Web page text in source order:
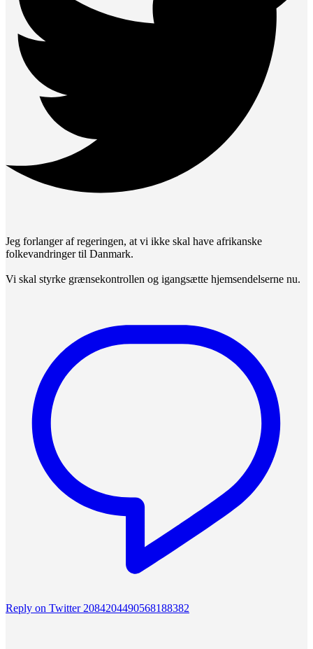
Jeg forlanger af regeringen, at vi ikke skal have afrikanske
folkevandringer til Danmark.
Vi skal styrke grænsekontrollen og igangsætte hjemsendelserne nu.
Reply on Twitter 2084204490568188382